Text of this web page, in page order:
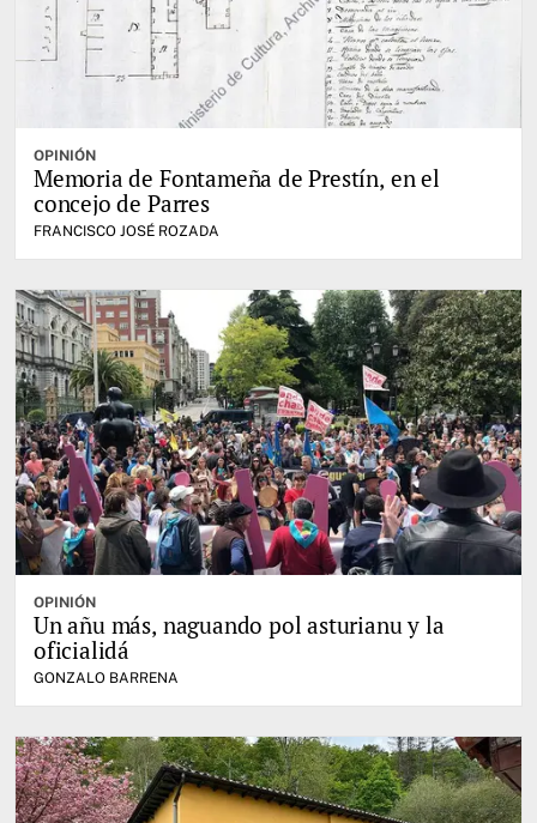
OPINIÓN
Memoria de Fontameña de Prestín, en el
concejo de Parres
FRANCISCO JOSÉ ROZADA
OPINIÓN
Un añu más, naguando pol asturianu y la
oficialidá
GONZALO BARRENA